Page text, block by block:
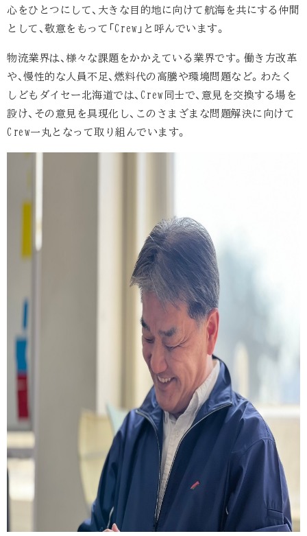
心をひとつにして、大きな目的地に向けて航海を共にする仲間
として、敬意をもって「Crew」と呼んでいます。
物流業界は、様々な課題をかかえている業界です。働き方改革
や、慢性的な人員不足、燃料代の高騰や環境問題など。わたく
しどもダイセー北海道では、Crew同士で、意見を交換する場を
設け、その意見を具現化し、このさまざまな問題解決に向けて
Crew一丸となって取り組んでいます。